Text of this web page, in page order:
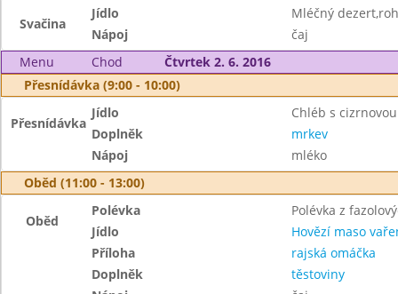
Svačina
Jídlo
Mléčný
Nápoj
čaj
Menu
Chod
Čtvrtek 2. 6. 2016
Přesnídávka (9:00 - 10:00)
Přesnídávka
Jídlo
Chléb s
Doplněk
mrkev
Nápoj
mléko
Oběd (11:00 - 13:00)
Oběd
Polévka
Polévka z
Jídlo
Hovězí maso
Příloha
rajská omáčka
Doplněk
těstoviny